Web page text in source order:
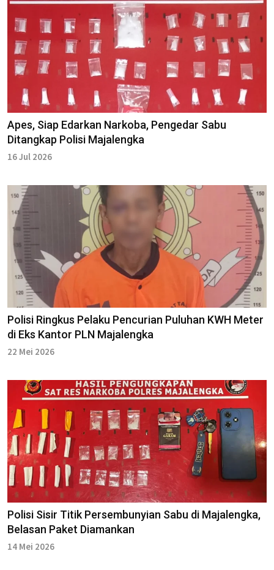
Apes, Siap Edarkan Narkoba, Pengedar Sabu
Ditangkap Polisi Majalengka
16 Jul 2026
Polisi Ringkus Pelaku Pencurian Puluhan KWH Meter
di Eks Kantor PLN Majalengka
22 Mei 2026
Polisi Sisir Titik Persembunyian Sabu di Majalengka,
Belasan Paket Diamankan
14 Mei 2026